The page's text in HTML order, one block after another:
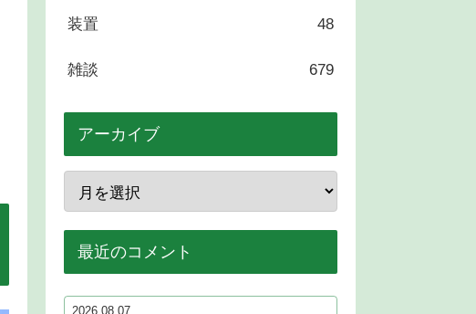
装置 48
雑談 679
アーカイブ
最近のコメント
2026.08.07